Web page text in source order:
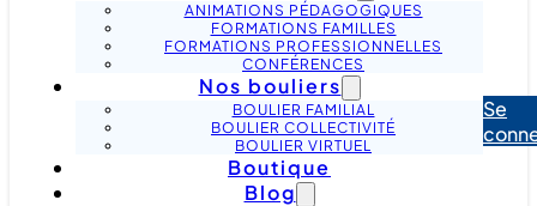
ANIMATIONS PÉDAGOGIQUES
FORMATIONS FAMILLES
FORMATIONS PROFESSIONNELLES
CONFÉRENCES
Nos bouliers
BOULIER FAMILIAL
BOULIER COLLECTIVITÉ
BOULIER VIRTUEL
Boutique
Blog
Se